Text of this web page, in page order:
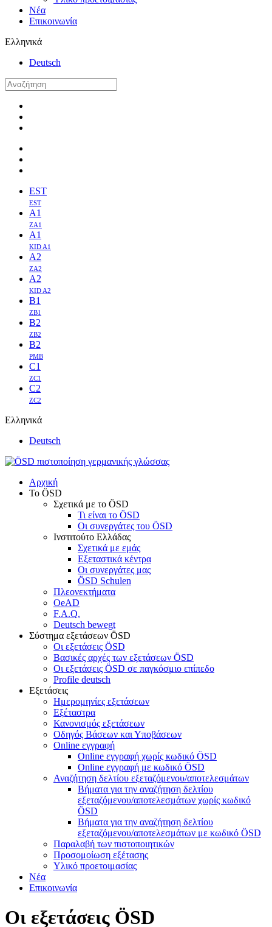
Νέα
Επικοινωνία
Ελληνικά
Deutsch
EST
EST
A1
ZA1
A1
KID A1
A2
ZA2
A2
KID A2
B1
ZB1
B2
ZB2
B2
PMB
C1
ZC1
C2
ZC2
Ελληνικά
Deutsch
Αρχική
Το ÖSD
Σχετικά με το ÖSD
Τι είναι το ÖSD
Οι συνεργάτες του ÖSD
Ινστιτούτο Ελλάδας
Σχετικά με εμάς
Εξεταστικά κέντρα
Οι συνεργάτες μας
ÖSD Schulen
Πλεονεκτήματα
OeAD
F.A.Q.
Deutsch bewegt
Σύστημα εξετάσεων ÖSD
Οι εξετάσεις ÖSD
Βασικές αρχές των εξετάσεων ÖSD
Οι εξετάσεις ÖSD σε παγκόσμιο επίπεδο
Profile deutsch
Εξετάσεις
Ημερομηνίες εξετάσεων
Εξέταστρα
Κανονισμός εξετάσεων
Οδηγός Βάσεων και Υποβάσεων
Online εγγραφή
Online εγγραφή χωρίς κωδικό ÖSD
Online εγγραφή με κωδικό ÖSD
Αναζήτηση δελτίου εξεταζόμενου/αποτελεσμάτων
Βήματα για την αναζήτηση δελτίου
εξεταζόμενου/αποτελεσμάτων χωρίς κωδικό
ÖSD
Βήματα για την αναζήτηση δελτίου
εξεταζόμενου/αποτελεσμάτων με κωδικό ÖSD
Παραλαβή των πιστοποιητικών
Προσομοίωση εξέτασης
Υλικό προετοιμασίας
Νέα
Επικοινωνία
Οι εξετάσεις ÖSD